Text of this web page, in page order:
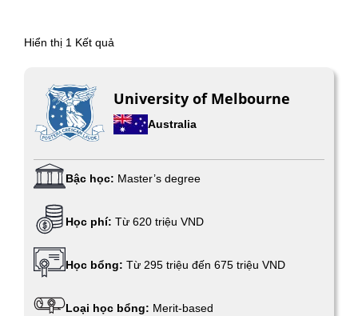
Hiển thị 1 Kết quả
University of Melbourne
Australia
Bậc học: Master’s degree
Học phí: Từ 620 triệu VND
Học bổng: Từ 295 triệu đến 675 triệu VND
Loại học bổng: Merit-based